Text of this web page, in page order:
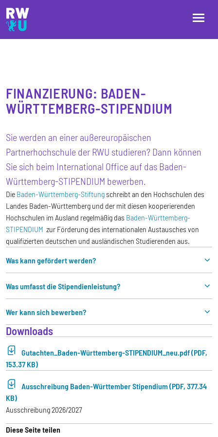
Direkt zum Inhalt
Direkt zur Hauptnavigation
Direkt zum Fußbereich
FINANZIERUNG: BADEN-
WÜRTTEMBERG-STIPENDIUM
Sie werden an einer außereuropäischen
Partnerhochschule der RWU studieren? Dann können
Sie sich beim International Office auf das Baden-
Württemberg-STIPENDIUM bewerben.
Die Baden-Württemberg-Stiftung schreibt an den Hochschulen des
Landes Baden-Württemberg und der mit diesen kooperierenden
Hochschulen im Ausland regelmäßig das Baden-Württemberg-
STIPENDIUM zur Förderung des internationalen Austausches von
qualifizierten deutschen und ausländischen Studierenden aus.
Was kann gefördert werden?
Was umfasst die Stipendienleistung?
Wer kann sich bewerben?
Downloads
Gutachten_Baden-Württemberg-STIPENDIUM_neu.pdf (PDF,
153.37 KB)
Ausschreibung Baden-Württember Stipendium (PDF, 377.34
KB)
Ausschreibung 2026/2027
Diese Seite teilen